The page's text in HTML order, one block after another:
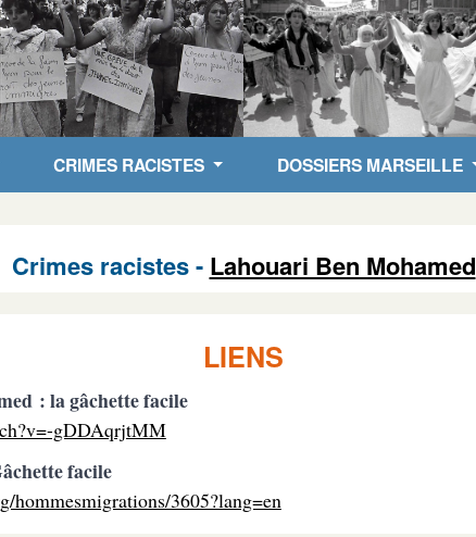
CRIMES RACISTES DOSSIERS MARSEILLE
Crimes racistes - Lahouari Ben Mohamed
LIENS
: la gâchette facile
gDDAqrjtMM
facile
hommesmigrations/3605?lang=en